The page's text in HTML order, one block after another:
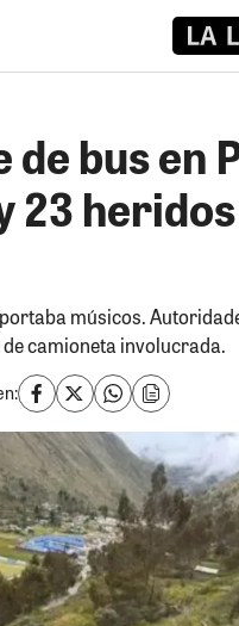
bus en
23
músicos.
camioneta involucrada.